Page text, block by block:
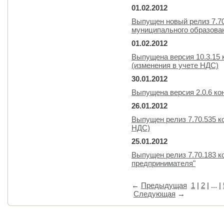
01.02.2012
Выпущен новый релиз
муниципального
01.02.2012
Выпущена версия 10.3.15
(изменения в учете НДС)
30.01.2012
Выпущена версия 2.0.6
26.01.2012
Выпущен релиз 7.70.535
НДС)
25.01.2012
Выпущен релиз 7.70.183
предпринимателя"
← Предыдущая 1 | 2 | ... |
Следующая →